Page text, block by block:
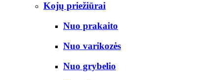
Kojų priežiūrai
Nuo prakaito
Nuo varikozės
Nuo grybelio